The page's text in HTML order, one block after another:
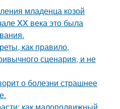
младенца козой
XX века это была
как правило,
сценария, и не
о болезни страшнее